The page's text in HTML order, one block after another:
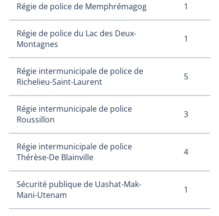
Régie de police de Memphrémagog 1
Régie de police du Lac des Deux-
Montagnes
1
Régie intermunicipale de police de
Richelieu-Saint-Laurent
5
Régie intermunicipale de police
Roussillon
3
Régie intermunicipale de police
Thérèse-De Blainville
4
Sécurité publique de Uashat-Mak-
Mani-Utenam
1